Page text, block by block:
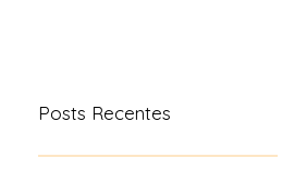
Posts Recentes